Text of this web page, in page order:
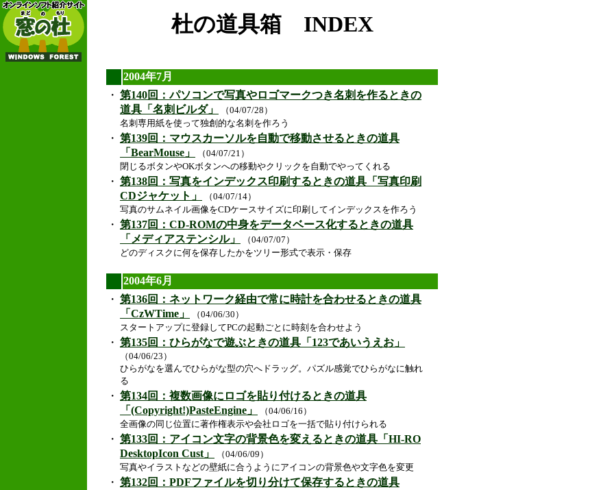
杜の道具箱 INDEX
2004年7月
・ 第140回：パソコンで写真やロゴマークつき名刺を作るときの
道具「名刺ビルダ」
（04/07/28）
名刺専用紙を使って独創的な名刺を作ろう
・ 第139回：マウスカーソルを自動で移動させるときの道具
「BearMouse」
（04/07/21）
閉じるボタンやOKボタンへの移動やクリックを自動でやってくれる
・ 第138回：写真をインデックス印刷するときの道具「写真印刷
CDジャケット」
（04/07/14）
写真のサムネイル画像をCDケースサイズに印刷してインデックスを作ろう
・ 第137回：CD-ROMの中身をデータベース化するときの道具
「メディアステンシル」
（04/07/07）
どのディスクに何を保存したかをツリー形式で表示・保存
2004年6月
・ 第136回：ネットワーク経由で常に時計を合わせるときの道具
「CzWTime」
（04/06/30）
スタートアップに登録してPCの起動ごとに時刻を合わせよう
・ 第135回：ひらがなで遊ぶときの道具「123であいうえお」
（04/06/23）
ひらがなを選んでひらがな型の穴へドラッグ。パズル感覚でひらがなに触れ
る
・ 第134回：複数画像にロゴを貼り付けるときの道具
「(Copyright!)PasteEngine」
（04/06/16）
全画像の同じ位置に著作権表示や会社ロゴを一括で貼り付けられる
・ 第133回：アイコン文字の背景色を変えるときの道具「HI-RO
DesktopIcon Cust」
（04/06/09）
写真やイラストなどの壁紙に合うようにアイコンの背景色や文字色を変更
・ 第132回：PDFファイルを切り分けて保存するときの道具